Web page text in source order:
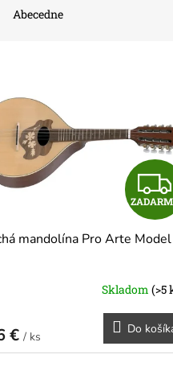
Abecedne
mandolína Pro Arte
Skladom (>5
€ / ks
Do